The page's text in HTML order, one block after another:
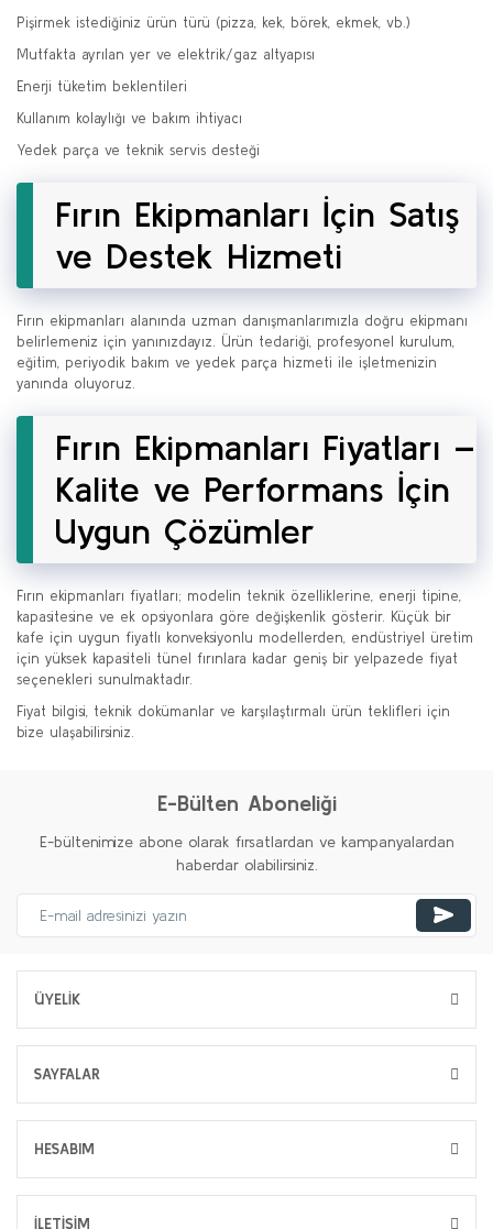
Pişirmek istediğiniz ürün türü (pizza, kek, börek, ekmek, vb.)
Mutfakta ayrılan yer ve elektrik/gaz altyapısı
Enerji tüketim beklentileri
Kullanım kolaylığı ve bakım ihtiyacı
Yedek parça ve teknik servis desteği
Fırın Ekipmanları İçin Satış
ve Destek Hizmeti
Fırın ekipmanları alanında uzman danışmanlarımızla doğru ekipmanı
belirlemeniz için yanınızdayız. Ürün tedariği, profesyonel kurulum,
eğitim, periyodik bakım ve yedek parça hizmeti ile işletmenizin
yanında oluyoruz.
Fırın Ekipmanları Fiyatları –
Kalite ve Performans İçin
Uygun Çözümler
Fırın ekipmanları fiyatları; modelin teknik özelliklerine, enerji tipine,
kapasitesine ve ek opsiyonlara göre değişkenlik gösterir. Küçük bir
kafe için uygun fiyatlı konveksiyonlu modellerden, endüstriyel üretim
için yüksek kapasiteli tünel fırınlara kadar geniş bir yelpazede fiyat
seçenekleri sunulmaktadır.
Fiyat bilgisi, teknik dokümanlar ve karşılaştırmalı ürün teklifleri için
bize ulaşabilirsiniz.
E-Bülten Aboneliği
E-bültenimize abone olarak fırsatlardan ve kampanyalardan
haberdar olabilirsiniz.
ÜYELİK
SAYFALAR
HESABIM
İLETİŞİM